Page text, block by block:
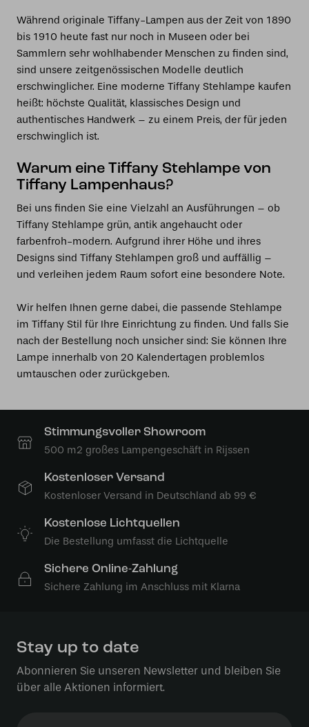
Während originale Tiffany-Lampen aus der Zeit von 1890
bis 1910 heute fast nur noch in Museen oder bei
Sammlern sehr wohlhabender Menschen zu finden sind,
sind unsere zeitgenössischen Modelle deutlich
erschwinglicher. Eine moderne Tiffany Stehlampe kaufen
heißt: höchste Qualität, klassisches Design und
authentisches Handwerk – zu einem Preis, der für jeden
erschwinglich ist.
Warum eine Tiffany Stehlampe von
Tiffany Lampenhaus?
Bei uns finden Sie eine Vielzahl an Ausführungen – ob
Tiffany Stehlampe grün, antik angehaucht oder
farbenfroh-modern. Aufgrund ihrer Höhe und ihres
Designs sind Tiffany Stehlampen groß und auffällig –
und verleihen jedem Raum sofort eine besondere Note.
Wir helfen Ihnen gerne dabei, die passende Stehlampe
im Tiffany Stil für Ihre Einrichtung zu finden. Und falls Sie
nach der Bestellung noch unsicher sind: Sie können Ihre
Lampe innerhalb von 20 Kalendertagen problemlos
umtauschen oder zurückgeben.
Stimmungsvoller Showroom
500 m2 großes Lampengeschäft in Rijssen
Kostenloser Versand
Kostenloser Versand in Deutschland ab 99 €
Kostenlose Lichtquellen
Die Bestellung umfasst die Lichtquelle
Sichere Online-Zahlung
Sichere Zahlung im Anschluss mit Klarna
Stay up to date
Abonnieren Sie unseren Newsletter und bleiben Sie
über alle Aktionen informiert.